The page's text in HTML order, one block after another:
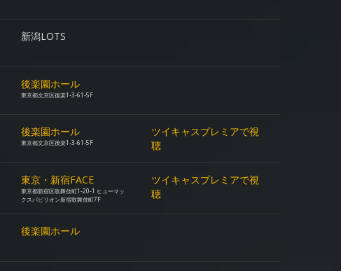
新潟LOTS
後楽園ホール
東京都文京区後楽1-3-61-5F
後楽園ホール
東京都文京区後楽1-3-61-5F
ツイキャスプレミアで視
聴
東京・新宿FACE
東京都新宿区歌舞伎町1-20-1 ヒューマッ
クスパビリオン新宿歌舞伎町7F
ツイキャスプレミアで視
聴
後楽園ホール